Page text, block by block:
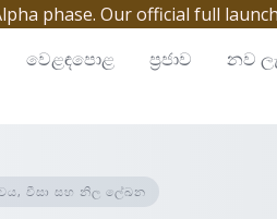
phase. Our official full
වෙළඳපොළ ප්‍රජාව නව
වීසා සහ නිල ලේඛන